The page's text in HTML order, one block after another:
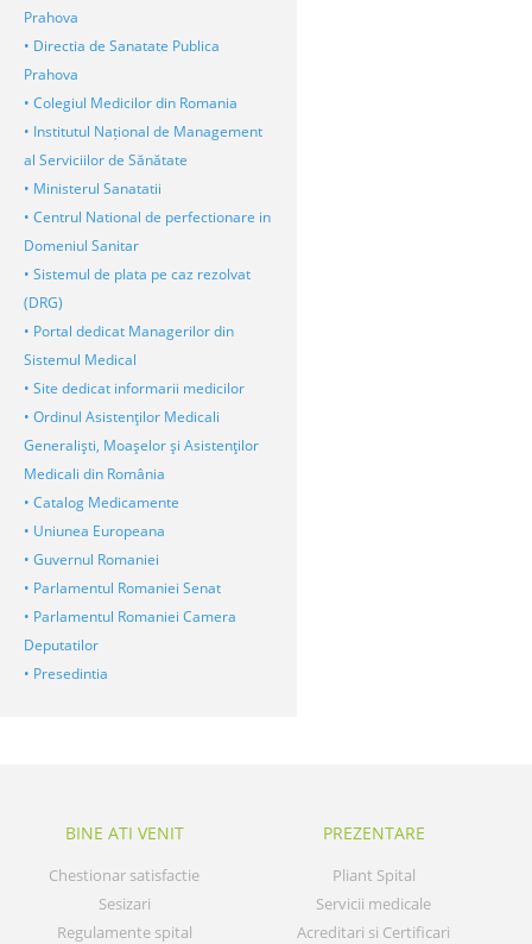
Prahova
• Directia de Sanatate Publica
Prahova
• Colegiul Medicilor din Romania
• Institutul Național de Management
al Serviciilor de Sănătate
• Ministerul Sanatatii
• Centrul National de perfectionare in
Domeniul Sanitar
• Sistemul de plata pe caz rezolvat
(DRG)
• Portal dedicat Managerilor din
Sistemul Medical
• Site dedicat informarii medicilor
• Ordinul Asistenţilor Medicali
Generalişti, Moaşelor şi Asistenţilor
Medicali din România
• Catalog Medicamente
• Uniunea Europeana
• Guvernul Romaniei
• Parlamentul Romaniei Senat
• Parlamentul Romaniei Camera
Deputatilor
• Presedintia
BINE ATI VENIT
Chestionar satisfactie
Sesizari
Regulamente spital
PREZENTARE
Pliant Spital
Servicii medicale
Acreditari si Certificari